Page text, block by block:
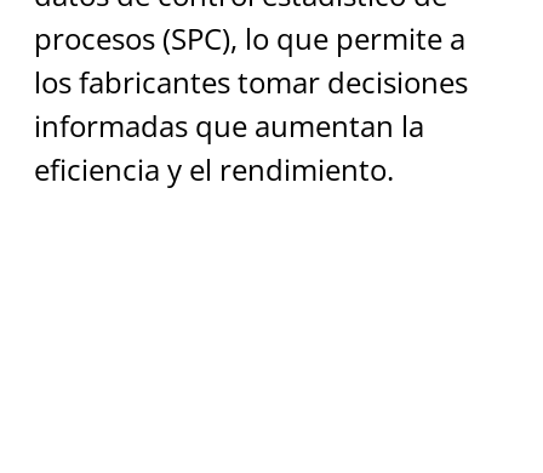
procesos (SPC), lo que permite a
los fabricantes tomar decisiones
informadas que aumentan la
eficiencia y el rendimiento.